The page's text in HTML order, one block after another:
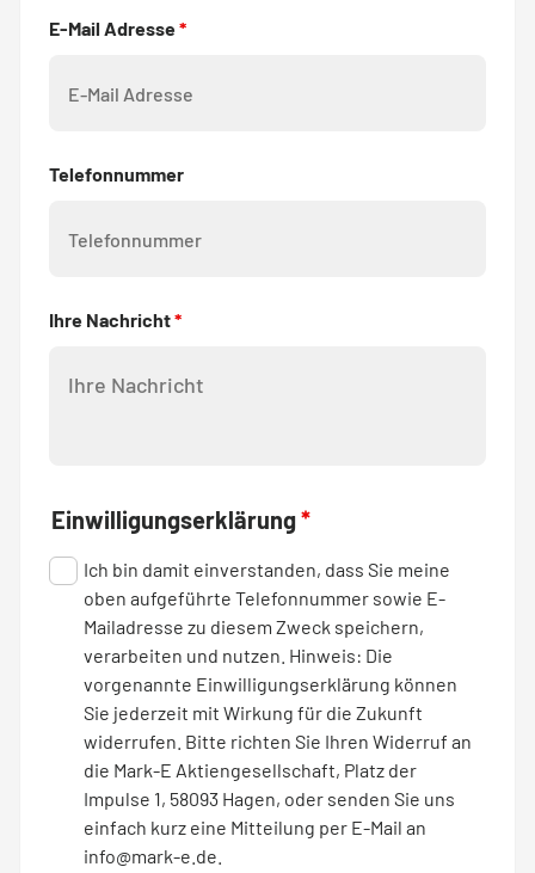
E-Mail Adresse*
Telefonnummer
Ihre Nachricht*
Einwilligungserklärung*
Ich bin damit einverstanden, dass Sie meine
oben aufgeführte Telefonnummer sowie E-
Mailadresse zu diesem Zweck speichern,
verarbeiten und nutzen. Hinweis: Die
vorgenannte Einwilligungserklärung können
Sie jederzeit mit Wirkung für die Zukunft
widerrufen. Bitte richten Sie Ihren Widerruf an
die Mark-E Aktiengesellschaft, Platz der
Impulse 1, 58093 Hagen, oder senden Sie uns
einfach kurz eine Mitteilung per E-Mail an
info@mark-e.de.